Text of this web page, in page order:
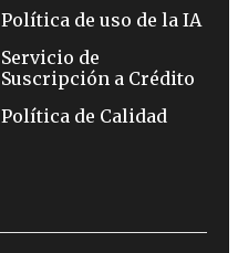
Política de uso de la IA
Servicio de
Suscripción a Crédito
Política de Calidad